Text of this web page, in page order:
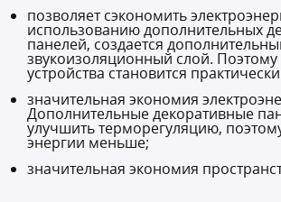
позволяет сэкономить
использованию дополнительных
панелей, создается
звукоизоляционный слой. Поэтому
устройства становится
значительная экономия
Дополнительные декоративные
улучшить терморегуляцию,
энергии меньше;
значительная экономия